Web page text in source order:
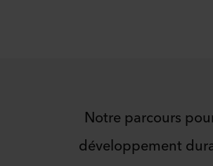
Notre parcours
développement